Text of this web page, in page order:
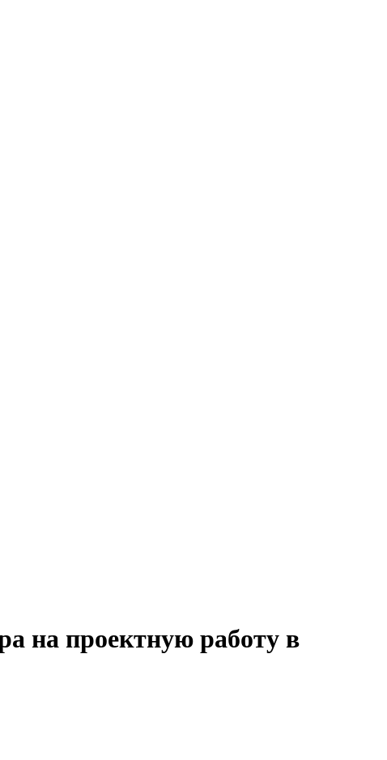
на проектную работу в